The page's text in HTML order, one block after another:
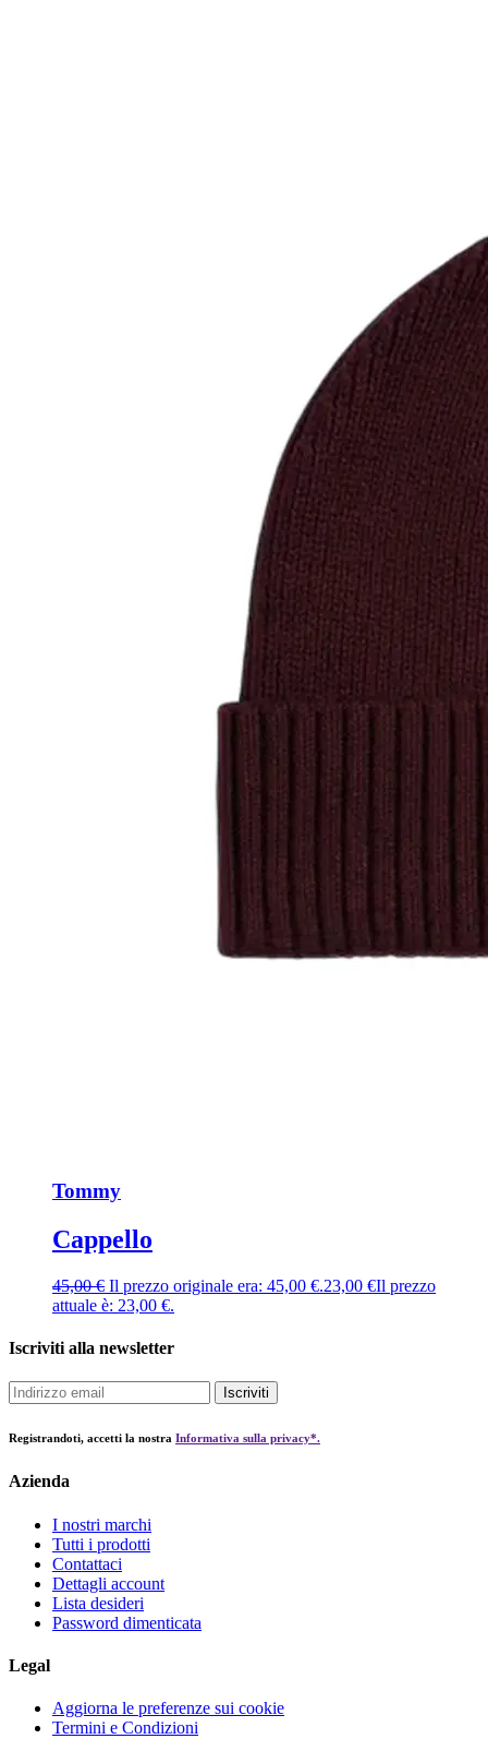
Tommy
Cappello
45,00€ Il prezzo originale era: 45,00 €.23,00 €Il prezzo
attuale è: 23,00 €.
Iscriviti alla newsletter
Iscriviti
Registrandoti, accetti la nostra Informativa sulla privacy*.
Azienda
I nostri marchi
Tutti i prodotti
Contattaci
Dettagli account
Lista desideri
Password dimenticata
Legal
Aggiorna le preferenze sui cookie
Termini e Condizioni